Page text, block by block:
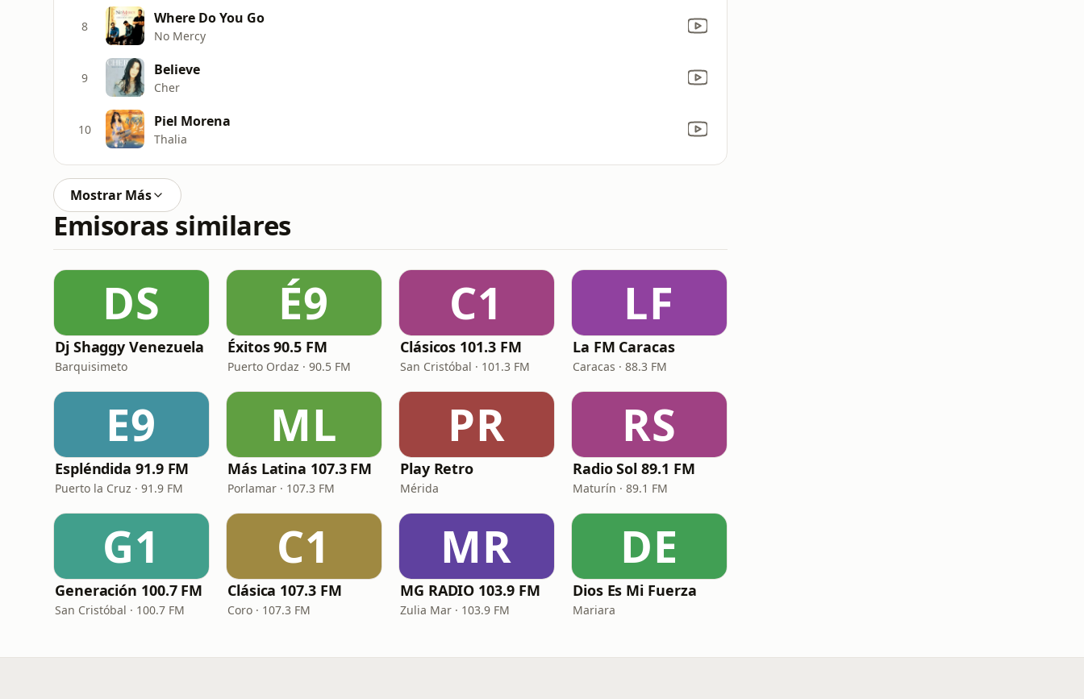
8 Where Do You Go
No Mercy
9 Believe
Cher
10 Piel Morena
Thalia
Mostrar Más
Emisoras similares
DS
Dj Shaggy Venezuela
Barquisimeto
É9
Éxitos 90.5 FM
Puerto Ordaz · 90.5 FM
C1
Clásicos 101.3 FM
San Cristóbal · 101.3 FM
LF
La FM Caracas
Caracas · 88.3 FM
E9
Espléndida 91.9 FM
Puerto la Cruz · 91.9 FM
ML
Más Latina 107.3 FM
Porlamar · 107.3 FM
PR
Play Retro
Mérida
RS
Radio Sol 89.1 FM
Maturín · 89.1 FM
G1
Generación 100.7 FM
San Cristóbal · 100.7 FM
C1
Clásica 107.3 FM
Coro · 107.3 FM
MR
MG RADIO 103.9 FM
Zulia Mar · 103.9 FM
DE
Dios Es Mi Fuerza
Mariara